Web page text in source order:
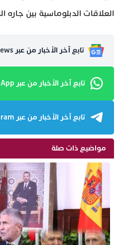
العلاقات الدبلوماسية بين جاره
تابع آخر الأخبار من عبر Google News
تابع آخر الأخبار من عبر WhatsApp
تابع آخر الأخبار من عبر Telegram
مواضيع ذات صلة